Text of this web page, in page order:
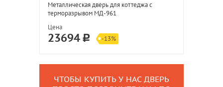
Металлическая дверь для коттеджа с
терморазрывом МД-961
Цена
23694 -13%
ЧТОБЫ КУПИТЬ У НАС ДВЕРЬ